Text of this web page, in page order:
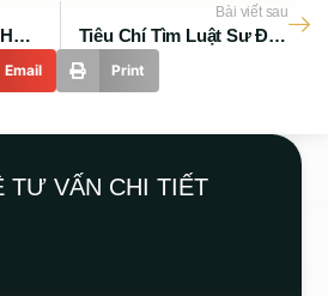
Luật Sư Tranh Chấp Hợp Đồng TP.HCM: Xử Lý Hợp Đồng Góp Vốn Đất Nền
Bài viết sau
Tiêu Chí Tìm Luật Sư Đất Đai Tphcm Tốt Nhất 2026
Email Print
TƯ VẤN CHI TIẾT